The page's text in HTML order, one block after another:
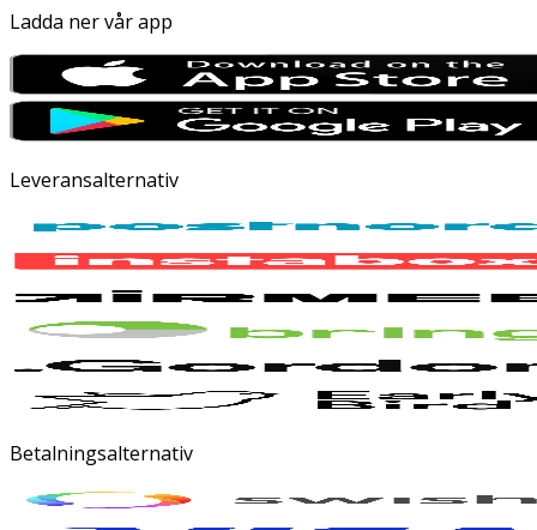
Ladda ner vår app
Leveransalternativ
Betalningsalternativ